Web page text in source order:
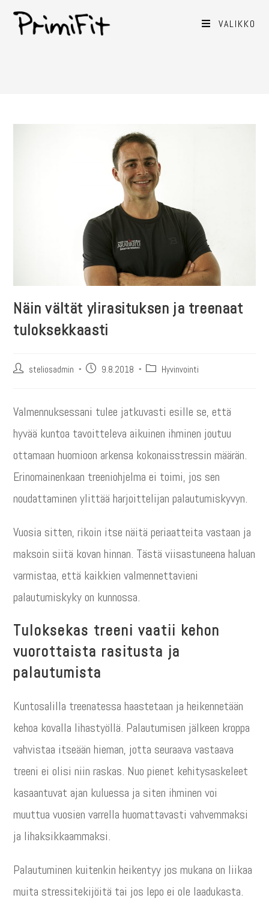
VALIKKO
Näin vältät ylirasituksen ja treenaat
tuloksekkaasti
steliosadmin 9.8.2018 Hyvinvointi
Valmennuksessani tulee jatkuvasti esille se, että
hyvää kuntoa tavoitteleva aikuinen ihminen joutuu
ottamaan huomioon arkensa kokonaisstressin määrän.
Erinomainenkaan treeniohjelma ei toimi, jos sen
noudattaminen ylittää harjoittelijan palautumiskyvyn.
Vuosia sitten, rikoin itse näitä periaatteita vastaan ja
maksoin siitä kovan hinnan. Tästä viisastuneena haluan
varmistaa, että kaikkien valmennettavieni
palautumiskyky on kunnossa.
Tuloksekas treeni vaatii kehon
vuorottaista rasitusta ja
palautumista
Kuntosalilla treenatessa haastetaan ja heikennetään
kehoa kovalla lihastyöllä. Palautumisen jälkeen kroppa
vahvistaa itseään hieman, jotta seuraava vastaava
treeni ei olisi niin raskas. Nuo pienet kehitysaskeleet
kasaantuvat ajan kuluessa ja siten ihminen voi
muuttua vuosien varrella huomattavasti vahvemmaksi
ja lihaksikkaammaksi.
Palautuminen kuitenkin heikentyy jos mukana on liikaa
muita stressitekijöitä tai jos lepo ei ole laadukasta.